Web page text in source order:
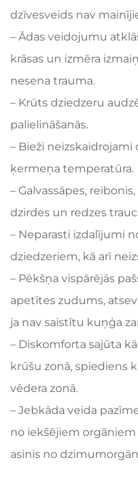
dzīvesveids nav
– Ādas veidojumu
krāsas un izmēra
nesena trauma.
– Krūts dziedzeru
palielināšanās.
– Bieži
ķermeņa temperatūra.
– Galvassāpes,
dzirdes un redzes
– Neparasti izdalījumi
dziedzeriem, kā arī
– Pēkšņa vispārējās
apetītes zudums,
ja nav saistītu kuņģa
– Diskomforta sajūta
krūšu zonā, spiediens
vēdera zonā.
– Jebkāda veida
no iekšējiem orgāniem
asinis no